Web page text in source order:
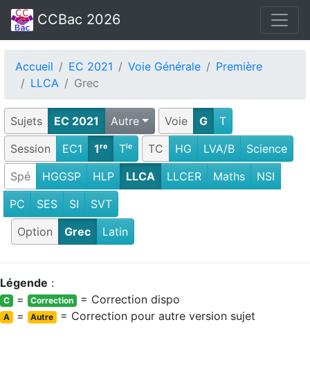
CCBac 2026
Accueil EC 2021 Voie Générale
Première
LLCA
Grec
Sujets EC 2021 Autre Voie G
T
Session
EC1 1ʳᵉ Tˡᵉ TC HG LVA/B
Science
Spé
HGGSP HLP LLCA LLCER Maths
NSI
PC
SES SI
SVT
Option
Grec Latin
Légende :
C = Correction = Correction dispo
A = Autre = Correction pour autre version sujet